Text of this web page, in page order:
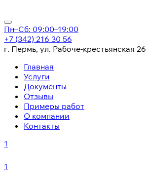
Пн–Сб: 09:00–19:00
+7 (342) 216 30 56
г. Пермь, ул. Рабоче-крестьянская 26
Главная
Услуги
Документы
Отзывы
Примеры работ
О компании
Контакты
1
1